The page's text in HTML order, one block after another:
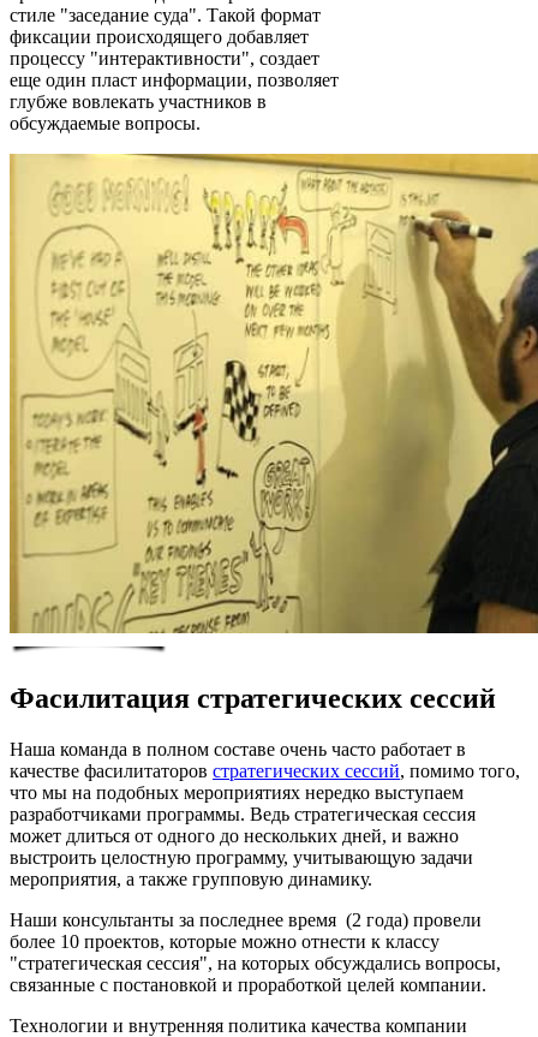
стиле "заседание суда". Такой формат
фиксации происходящего добавляет
процессу "интерактивности", создает
еще один пласт информации, позволяет
глубже вовлекать участников в
обсуждаемые вопросы.
Фасилитация стратегических сессий
Наша команда в полном составе очень часто работает в
качестве фасилитаторов стратегических сессий, помимо того,
что мы на подобных мероприятиях нередко выступаем
разработчиками программы. Ведь стратегическая сессия
может длиться от одного до нескольких дней, и важно
выстроить целостную программу, учитывающую задачи
мероприятия, а также групповую динамику.
Наши консультанты за последнее время (2 года) провели
более 10 проектов, которые можно отнести к классу
"стратегическая сессия", на которых обсуждались вопросы,
связанные с постановкой и проработкой целей компании.
Технологии и внутренняя политика качества компании